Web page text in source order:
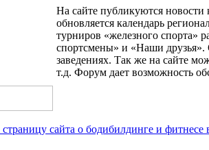
На сайте публикуются новости
обновляется календарь
турниров «железного спорта»
спортсмены» и «Наши
заведениях. Так же на сайте
т.д. Форум дает возможность